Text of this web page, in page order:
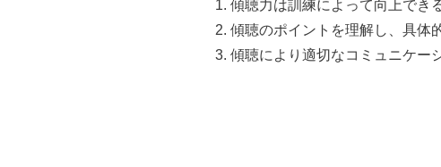
傾聴力は訓練によって向上でき
傾聴のポイントを理解し、具体
傾聴により適切なコミュニケー